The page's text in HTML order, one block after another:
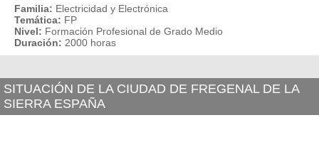
Familia: Electricidad y Electrónica
Temática: FP
Nivel: Formación Profesional de Grado Medio
Duración: 2000 horas
SITUACIÓN DE LA CIUDAD DE FREGENAL DE LA
SIERRA ESPAÑA